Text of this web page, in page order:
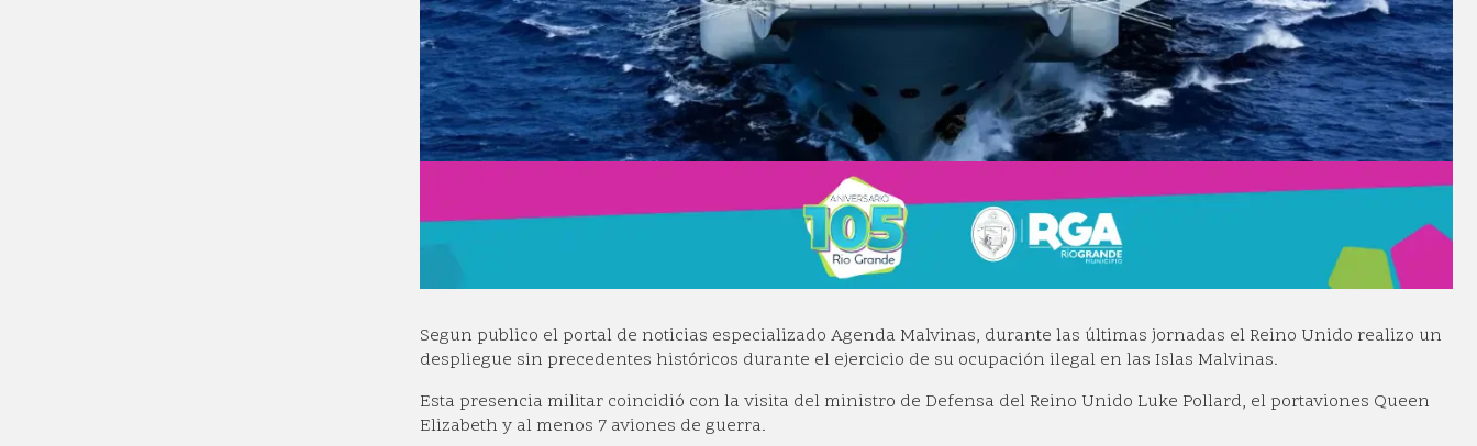
Segun publico el portal de noticias especializado Agenda Malvinas, durante las últimas jornadas el Reino Unido realizo un
despliegue sin precedentes históricos durante el ejercicio de su ocupación ilegal en las Islas Malvinas.
Esta presencia militar coincidió con la visita del ministro de Defensa del Reino Unido Luke Pollard, el portaviones Queen
Elizabeth y al menos 7 aviones de guerra.